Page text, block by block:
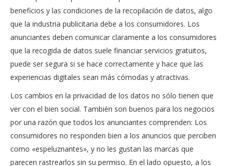
beneficios y las condiciones de la recopilación de datos, algo
que la industria publicitaria debe a los consumidores. Los
anunciantes deben comunicar claramente a los consumidores
que la recogida de datos suele financiar servicios gratuitos,
puede ser segura si se hace correctamente y hace que las
experiencias digitales sean más cómodas y atractivas.
Los cambios en la privacidad de los datos no sólo tienen que
ver con el bien social. También son buenos para los negocios
por una razón que todos los anunciantes comprenden: Los
consumidores no responden bien a los anuncios que perciben
como «espeluznantes», y no les gustan las marcas que
parecen rastrearlos sin su permiso. En el lado opuesto, a los